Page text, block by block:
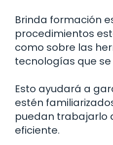
Brinda formación
procedimientos
como sobre las
tecnologías que se
Esto ayudará a
estén
puedan trabajarlo
eficiente.